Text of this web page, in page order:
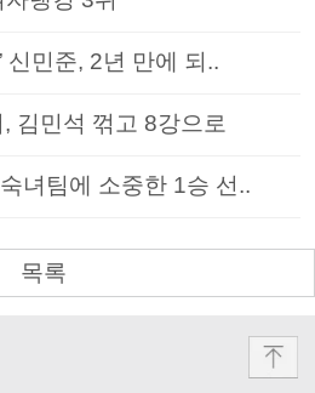
신민준, 2년 만에 되..
김민석 꺾고 8강으로
녀팀에 소중한 1승 선..
목록